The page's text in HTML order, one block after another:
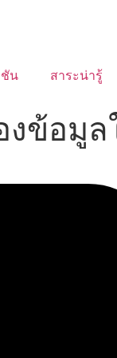
ชัน สาระน่ารู้
ข้อมูล